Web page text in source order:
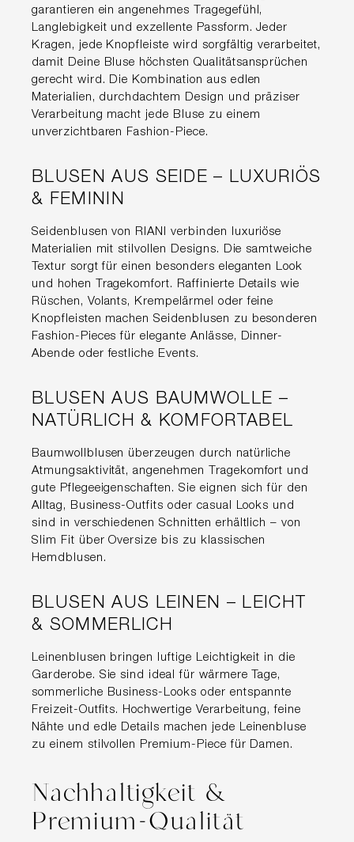
garantieren ein angenehmes Tragegefühl,
Langlebigkeit und exzellente Passform. Jeder
Kragen, jede Knopfleiste wird sorgfältig verarbeitet,
damit Deine Bluse höchsten Qualitätsansprüchen
gerecht wird. Die Kombination aus edlen
Materialien, durchdachtem Design und präziser
Verarbeitung macht jede Bluse zu einem
unverzichtbaren Fashion-Piece.
BLUSEN AUS SEIDE – LUXURIÖS
& FEMININ
Seidenblusen von RIANI verbinden luxuriöse
Materialien mit stilvollen Designs. Die samtweiche
Textur sorgt für einen besonders eleganten Look
und hohen Tragekomfort. Raffinierte Details wie
Rüschen, Volants, Krempelärmel oder feine
Knopfleisten machen Seidenblusen zu besonderen
Fashion-Pieces für elegante Anlässe, Dinner-
Abende oder festliche Events.
BLUSEN AUS BAUMWOLLE –
NATÜRLICH & KOMFORTABEL
Baumwollblusen überzeugen durch natürliche
Atmungsaktivität, angenehmen Tragekomfort und
gute Pflegeeigenschaften. Sie eignen sich für den
Alltag, Business-Outfits oder casual Looks und
sind in verschiedenen Schnitten erhältlich – von
Slim Fit über Oversize bis zu klassischen
Hemdblusen.
BLUSEN AUS LEINEN – LEICHT
& SOMMERLICH
Leinenblusen bringen luftige Leichtigkeit in die
Garderobe. Sie sind ideal für wärmere Tage,
sommerliche Business-Looks oder entspannte
Freizeit-Outfits. Hochwertige Verarbeitung, feine
Nähte und edle Details machen jede Leinenbluse
zu einem stilvollen Premium-Piece für Damen.
Nachhaltigkeit &
Premium-Qualität